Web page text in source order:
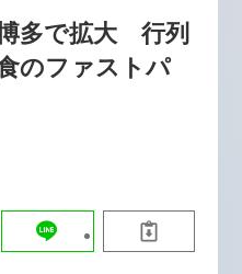
報
催】「イノベーションを
多で拡大 行列
のファストパ